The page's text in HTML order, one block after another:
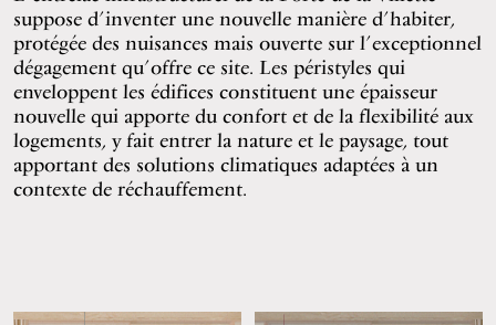
suppose d’inventer une nouvelle manière d’habiter,
protégée des nuisances mais ouverte sur l’exceptionnel
dégagement qu’offre ce site. Les péristyles qui
enveloppent les édifices constituent une épaisseur
nouvelle qui apporte du confort et de la flexibilité aux
logements, y fait entrer la nature et le paysage, tout
apportant des solutions climatiques adaptées à un
contexte de réchauffement.